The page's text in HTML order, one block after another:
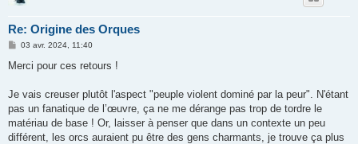
Re: Origine des Orques
M
s
g
03 avr. 2024, 11:40
Merci pour ces retours !
Je vais creuser plutôt l'aspect "peuple violent dominé par la peur". N'étant
pas un fanatique de l’œuvre, ça ne me dérange pas trop de tordre le
matériau de base ! Or, laisser à penser que dans un contexte un peu
différent, les orcs auraient pu être des gens charmants, je trouve ça plus